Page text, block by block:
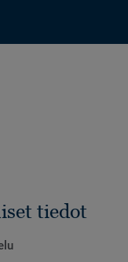
tiedot